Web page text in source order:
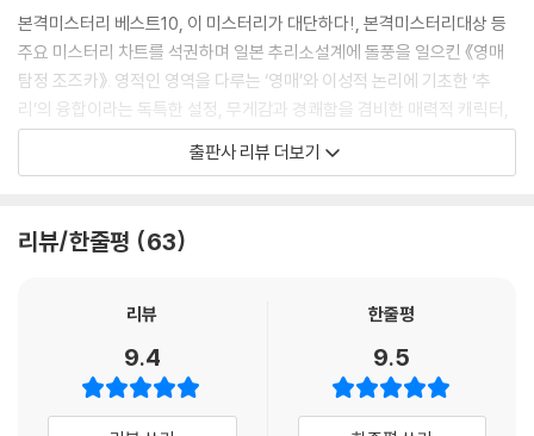
대는 여성 한 명이 운노의 회사로 찾아오는데…
본격미스터리 베스트10, 이 미스터리가 대단하다!, 본격미스터리대상 등
주요 미스터리 차트를 석권하며 일본 추리소설계에 돌풍을 일으킨 《영매
탐정 조즈카》. 영적인 영역을 다루는 ‘영매’와 이성적 논리에 기초한 ‘추
리’의 융합이라는 독특한 설정, 무게감과 경쾌함을 겸비한 매력적 캐릭터,
400여 쪽의 서사를 단숨에 뒤엎는 반전 등 장르소설 특유의 쾌감을 유감
없이 선사한 덕분에 한국에서도 돌풍은 이어졌다. 자연히 속편 집필 요청
불식시키듯 영매탐정의 두 번째 이야기 《인버트》를 당당히 선보이며 조즈
고, 웰메이드 속편을 향한 찬사의 독후감이 이어지며 단숨에 10만 부가 판
매되었다. 2022년에는 《영매탐정 조즈카》와 《인버트》가 나란히 기요하
라 가야 주연의 TV드라마로도 제작되면서 다시 한번 나란히 주목받았다.
출판사 리뷰 더보기
리뷰/한줄평 63
리뷰
9.4
한줄평
9.5